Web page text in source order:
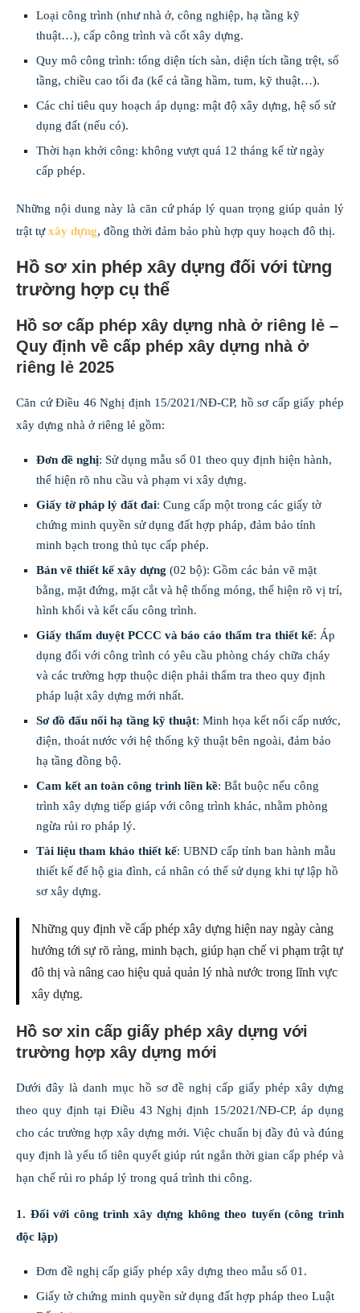
Loại công trình (như nhà ở, công nghiệp, hạ tầng kỹ
thuật…), cấp công trình và cốt xây dựng.
Quy mô công trình: tổng diện tích sàn, diện tích tầng trệt, số
tầng, chiều cao tối đa (kể cả tầng hầm, tum, kỹ thuật…).
Các chỉ tiêu quy hoạch áp dụng: mật độ xây dựng, hệ số sử
dụng đất (nếu có).
Thời hạn khởi công: không vượt quá 12 tháng kể từ ngày
cấp phép.
Những nội dung này là căn cứ pháp lý quan trọng giúp quản lý
trật tựxây dựng, đồng thời đảm bảo phù hợp quy hoạch đô thị.
Hồ sơ xin phép xây dựng đối với từng
trường hợp cụ thể
Hồ sơ cấp phép xây dựng nhà ở riêng lẻ –
Quy định về cấp phép xây dựng nhà ở
riêng lẻ 2025
Căn cứ Điều 46 Nghị định 15/2021/NĐ-CP, hồ sơ cấp giấy phép
xây dựng nhà ở riêng lẻ gồm:
Đơn đề nghị: Sử dụng mẫu số 01 theo quy định hiện hành,
thể hiện rõ nhu cầu và phạm vi xây dựng.
Giấy tờ pháp lý đất đai: Cung cấp một trong các giấy tờ
chứng minh quyền sử dụng đất hợp pháp, đảm bảo tính
minh bạch trong thủ tục cấp phép.
Bản vẽ thiết kế xây dựng (02 bộ): Gồm các bản vẽ mặt
bằng, mặt đứng, mặt cắt và hệ thống móng, thể hiện rõ vị trí,
hình khối và kết cấu công trình.
Giấy thẩm duyệt PCCC và báo cáo thẩm tra thiết kế: Áp
dụng đối với công trình có yêu cầu phòng cháy chữa cháy
và các trường hợp thuộc diện phải thẩm tra theo quy định
pháp luật xây dựng mới nhất.
Sơ đồ đấu nối hạ tầng kỹ thuật: Minh họa kết nối cấp nước,
điện, thoát nước với hệ thống kỹ thuật bên ngoài, đảm bảo
hạ tầng đồng bộ.
Cam kết an toàn công trình liền kề: Bắt buộc nếu công
trình xây dựng tiếp giáp với công trình khác, nhằm phòng
ngừa rủi ro pháp lý.
Tài liệu tham khảo thiết kế: UBND cấp tỉnh ban hành mẫu
thiết kế để hộ gia đình, cá nhân có thể sử dụng khi tự lập hồ
sơ xây dựng.
Những quy định về cấp phép xây dựng hiện nay ngày càng
hướng tới sự rõ ràng, minh bạch, giúp hạn chế vi phạm trật tự
đô thị và nâng cao hiệu quả quản lý nhà nước trong lĩnh vực
xây dựng.
Hồ sơ xin cấp giấy phép xây dựng với
trường hợp xây dựng mới
Dưới đây là danh mục hồ sơ đề nghị cấp giấy phép xây dựng
theo quy định tại Điều 43 Nghị định 15/2021/NĐ-CP, áp dụng
cho các trường hợp xây dựng mới. Việc chuẩn bị đầy đủ và đúng
quy định là yếu tố tiên quyết giúp rút ngắn thời gian cấp phép và
hạn chế rủi ro pháp lý trong quá trình thi công.
1. Đối với công trình xây dựng không theo tuyến (công trình
độc lập)
Đơn đề nghị cấp giấy phép xây dựng theo mẫu số 01.
Giấy tờ chứng minh quyền sử dụng đất hợp pháp theo Luật